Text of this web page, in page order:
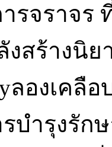
รจราจร
สร้างนิย
ลองเคลื
บำรุงรัก